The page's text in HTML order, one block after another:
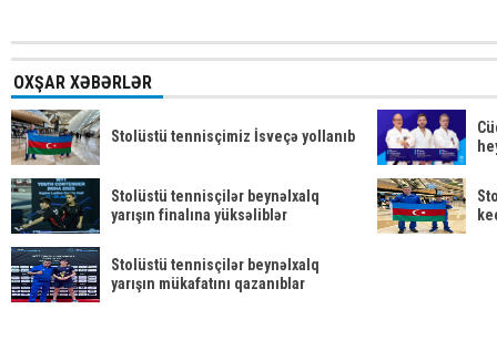
OXŞAR XƏBƏRLƏR
Stolüstü tennisçimiz İsveçə yollanıb
Stolüstü tennisçilər beynəlxalq
yarışın finalına yüksəliblər
Stolüstü tennisçilər beynəlxalq
yarışın mükafatını qazanıblar